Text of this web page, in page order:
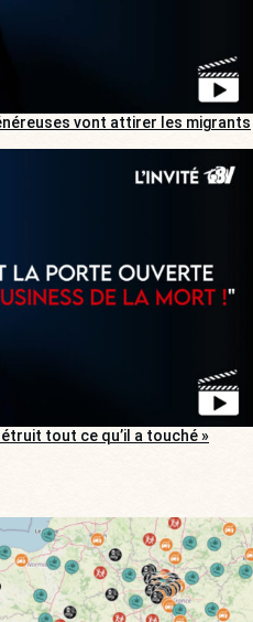
vont attirer les migrants
tout ce qu’il a touché »